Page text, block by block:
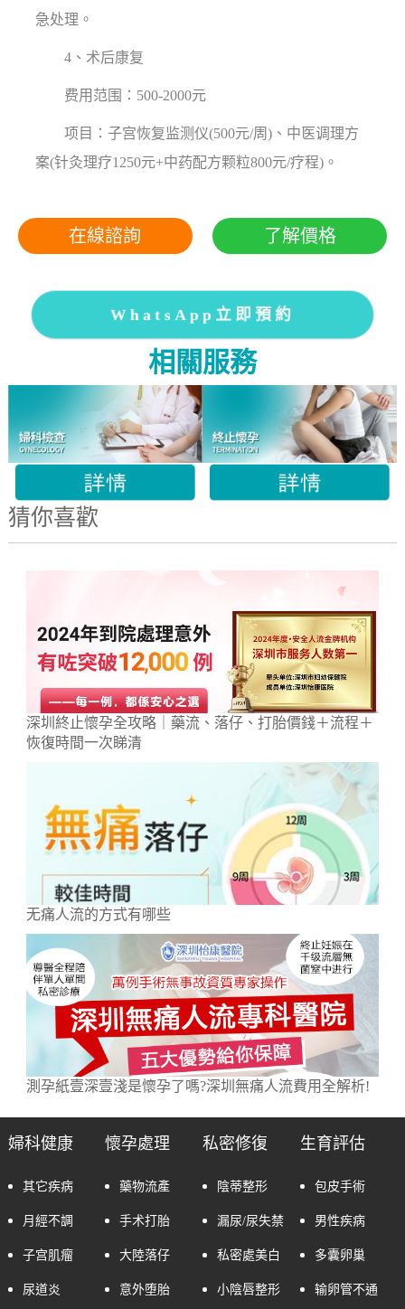
急处理。
4、术后康复
费用范围：500-2000元
项目：子宫恢复监测仪(500元/周)、中医调理方
案(针灸理疗1250元+中药配方颗粒800元/疗程)。
在線諮詢 了解價格
WhatsApp立即預約
相關服務
猜你喜歡
深圳終止懷孕全攻略｜藥流、落仔、打胎價錢＋流程＋
恢復時間一次睇清
无痛人流的方式有哪些
測孕紙壹深壹淺是懷孕了嗎?深圳無痛人流費用全解析!
婦科健康
其它疾病
月經不調
子宫肌瘤
尿道炎
懷孕處理
藥物流產
手术打胎
大陸落仔
意外堕胎
私密修復
陰蒂整形
漏尿/尿失禁
私密處美白
小陰唇整形
生育評估
包皮手術
男性疾病
多囊卵巢
输卵管不通